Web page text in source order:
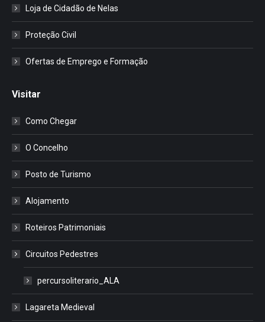
Loja de Cidadão de Nelas
Proteção Civil
Ofertas de Emprego e Formação
Visitar
Como Chegar
O Concelho
Posto de Turismo
Alojamento
Roteiros Patrimoniais
Circuitos Pedestres
percursoliterario_ALA
Lagareta Medieval